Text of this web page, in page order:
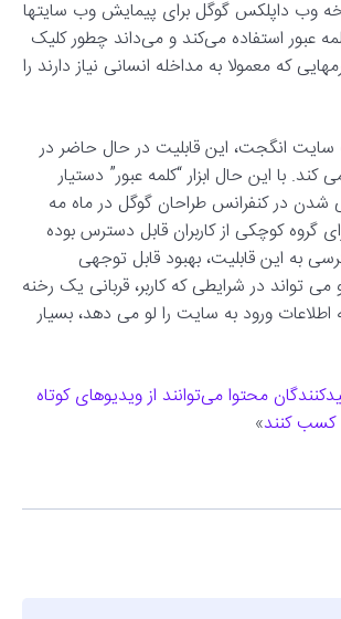
داپلکس گوگل برای پیمایش وب سایتها
عبور استفاده می‌کند و می‌داند چطور کلیک
که معمولا به مداخله انسانی نیاز دارند را
انگجت، این قابلیت در حال حاضر در
با این حال ابزار “کلمه عبور” دستیار
شدن در کنفرانس طراحان گوگل در ماه مه
گروه کوچکی از کاربران قابل دسترس بوده
به این قابلیت، بهبود قابل توجهی
در شرایطی که کاربر، قربانی یک رخنه
ورود به سایت را لو می دهد، بسیار
محتوا می‌توانند از ویدیوهای کوتاه
کسب کنند»